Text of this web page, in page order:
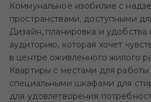
Коммунальное изобилие с
пространствами, доступными
Дизайн, планировка и удобства
аудиторию, которая хочет
в центре оживленного жилого
Квартиры с местами для
специальными шкафами для
для удовлетворения